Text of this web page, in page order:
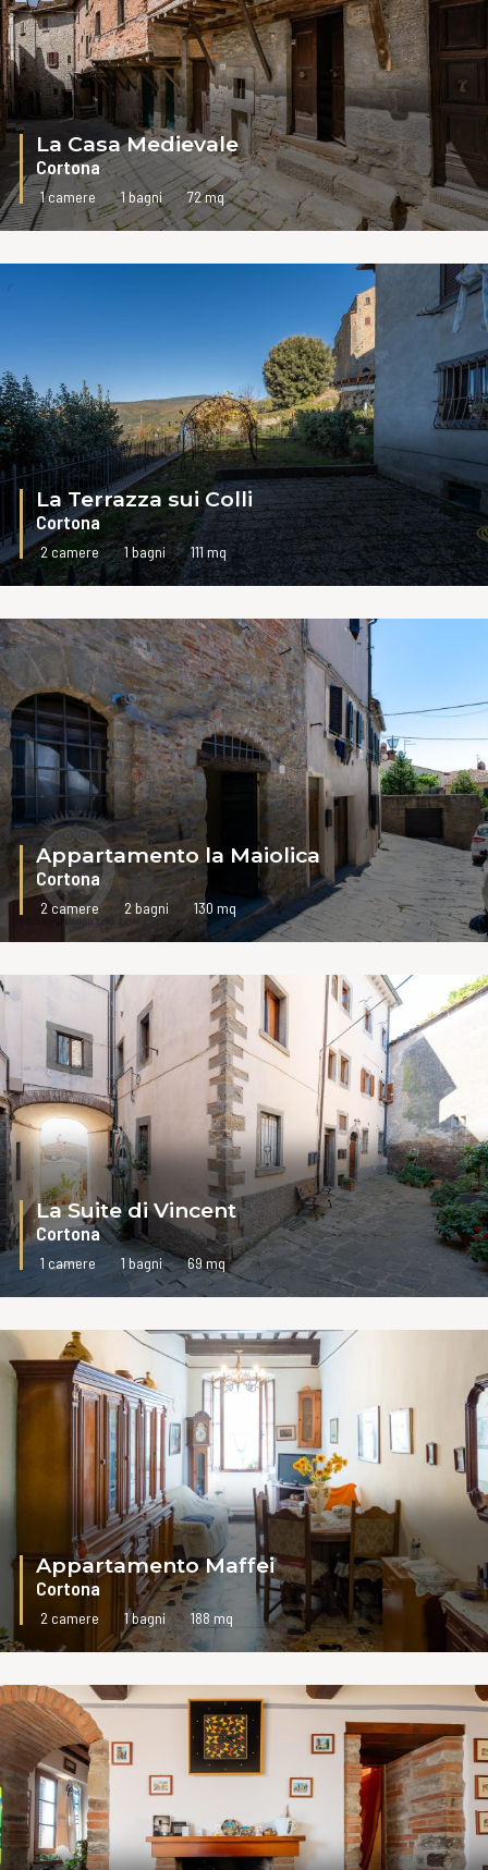
VAI ALLA SCHEDA
La Casa Medievale
Cortona
1 camere 1 bagni 72 mq
VAI ALLA SCHEDA
La Terrazza sui Colli
Cortona
2 camere 1 bagni 111 mq
VAI ALLA SCHEDA
Appartamento la Maiolica
Cortona
2 camere 2 bagni 130 mq
VAI ALLA SCHEDA
La Suite di Vincent
Cortona
1 camere 1 bagni 69 mq
VAI ALLA SCHEDA
Appartamento Maffei
Cortona
2 camere 1 bagni 188 mq